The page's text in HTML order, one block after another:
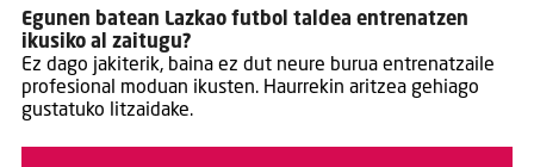
Egunen batean Lazkao futbol taldea entrenatzen
ikusiko al zaitugu?
Ez dago jakiterik, baina ez dut neure burua entrenatzaile
profesional moduan ikusten. Haurrekin aritzea gehiago
gustatuko litzaidake.